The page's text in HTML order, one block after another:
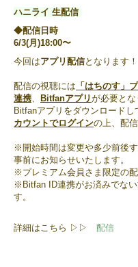
ハニライ 生配信
◆配信日時
6/3(月)18:00〜
今回はアプリ配信となります！
配信の視聴には 「はちのす」
連携、 Bitfanアプリが必要とな
Bitfanアプリをダウンロードし
カウントでログインの上、配
※開始時間は変更や多少前後
事前にお知らせいたします。
※プレミアム会員さま限定の配
※Bitfan ID連携がお済みでな
す。
詳細はこちら ▷▷ 配信